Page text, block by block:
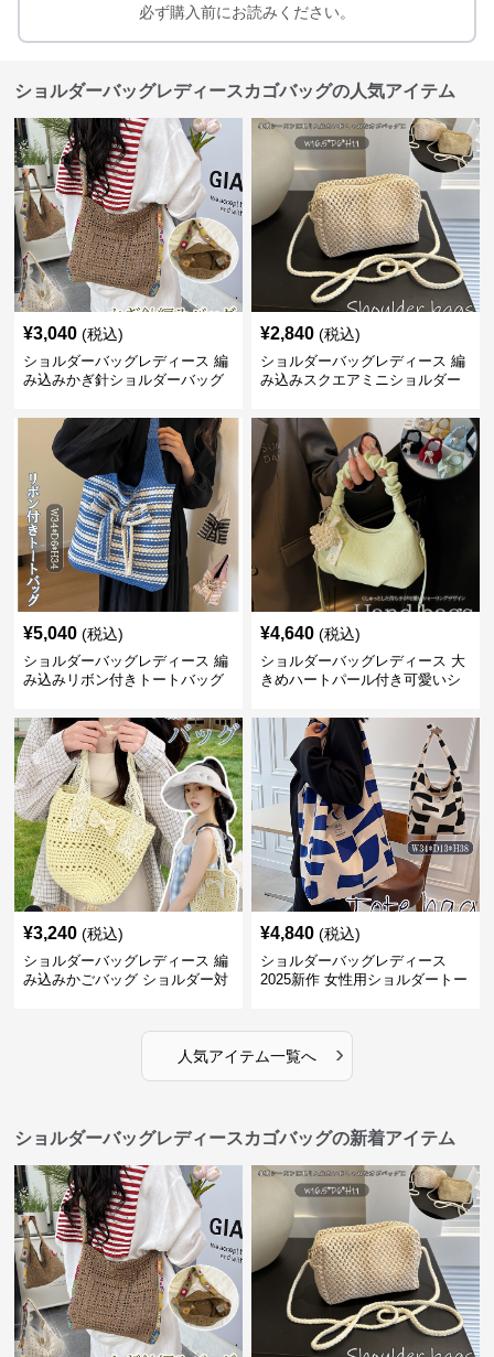
必ず購入前にお読みください。
ショルダーバッグレディースカゴバッグの人気アイテム
¥3,040 (税込)
ショルダーバッグレディース 編
み込みかぎ針ショルダーバッグ
¥2,840 (税込)
ショルダーバッグレディース 編
み込みスクエアミニショルダー
¥5,040 (税込)
ショルダーバッグレディース 編
み込みリボン付きトートバッグ
¥4,640 (税込)
ショルダーバッグレディース 大
きめハートパール付き可愛いシ
¥3,240 (税込)
ショルダーバッグレディース 編
み込みかごバッグ ショルダー対
¥4,840 (税込)
ショルダーバッグレディース
2025新作 女性用ショルダートー
人気アイテム一覧へ ›
ショルダーバッグレディースカゴバッグの新着アイテム